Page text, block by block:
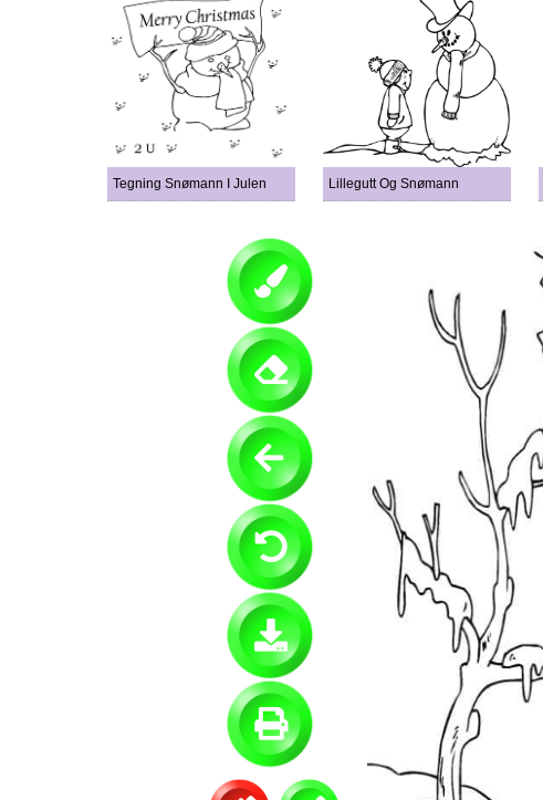
Tegning Snømann I Julen Lillegutt Og Snømann